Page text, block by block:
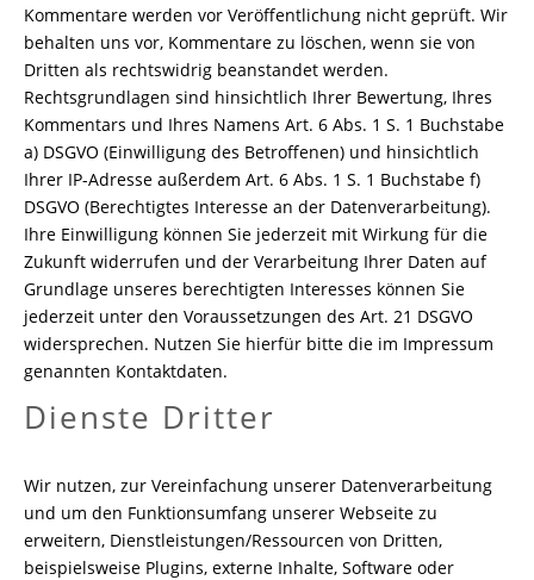
Kommentare werden vor Veröffentlichung nicht geprüft. Wir
behalten uns vor, Kommentare zu löschen, wenn sie von
Dritten als rechtswidrig beanstandet werden.
Rechtsgrundlagen sind hinsichtlich Ihrer Bewertung, Ihres
Kommentars und Ihres Namens Art. 6 Abs. 1 S. 1 Buchstabe
a) DSGVO (Einwilligung des Betroffenen) und hinsichtlich
Ihrer IP-Adresse außerdem Art. 6 Abs. 1 S. 1 Buchstabe f)
DSGVO (Berechtigtes Interesse an der Datenverarbeitung).
Ihre Einwilligung können Sie jederzeit mit Wirkung für die
Zukunft widerrufen und der Verarbeitung Ihrer Daten auf
Grundlage unseres berechtigten Interesses können Sie
jederzeit unter den Voraussetzungen des Art. 21 DSGVO
widersprechen. Nutzen Sie hierfür bitte die im Impressum
genannten Kontaktdaten.
Dienste Dritter
Wir nutzen, zur Vereinfachung unserer Datenverarbeitung
und um den Funktionsumfang unserer Webseite zu
erweitern, Dienstleistungen/Ressourcen von Dritten,
beispielsweise Plugins, externe Inhalte, Software oder